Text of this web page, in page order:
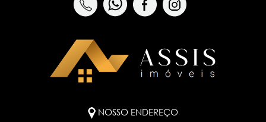
NOSSO ENDEREÇO